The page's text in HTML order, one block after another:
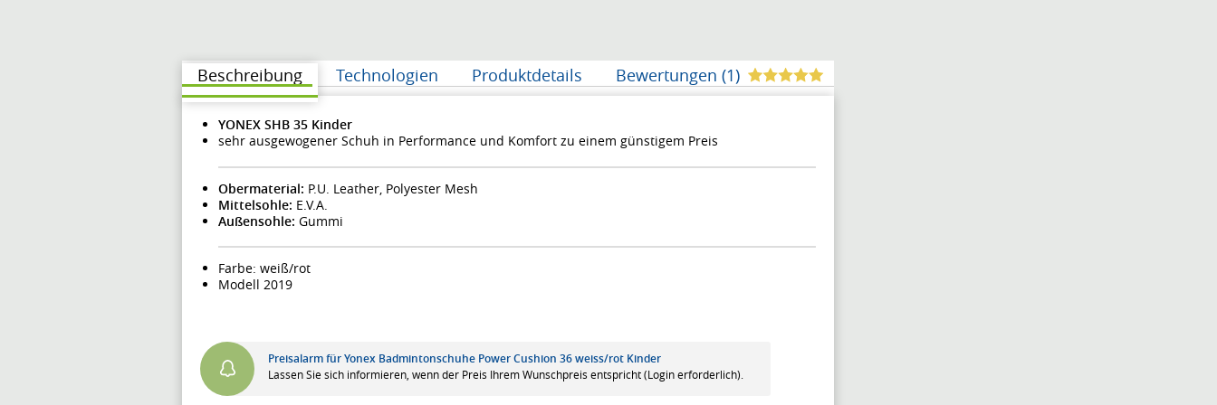
Beschreibung Technologien Produktdetails Bewertungen (1)
YONEX SHB 35 Kinder
sehr ausgewogener Schuh in Performance und Komfort zu einem günstigem Preis
Obermaterial: P.U. Leather, Polyester Mesh
Mittelsohle: E.V.A.
Außensohle: Gummi
Farbe: weiß/rot
Modell 2019
Preisalarm für Yonex Badmintonschuhe Power Cushion 36 weiss/rot Kinder
Lassen Sie sich informieren, wenn der Preis Ihrem Wunschpreis entspricht (Login erforderlich).